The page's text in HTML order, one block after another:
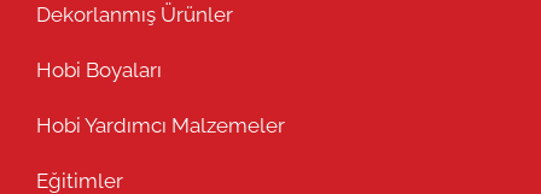
Dekorlanmış Ürünler
Hobi Boyaları
Hobi Yardımcı Malzemeler
Eğitimler